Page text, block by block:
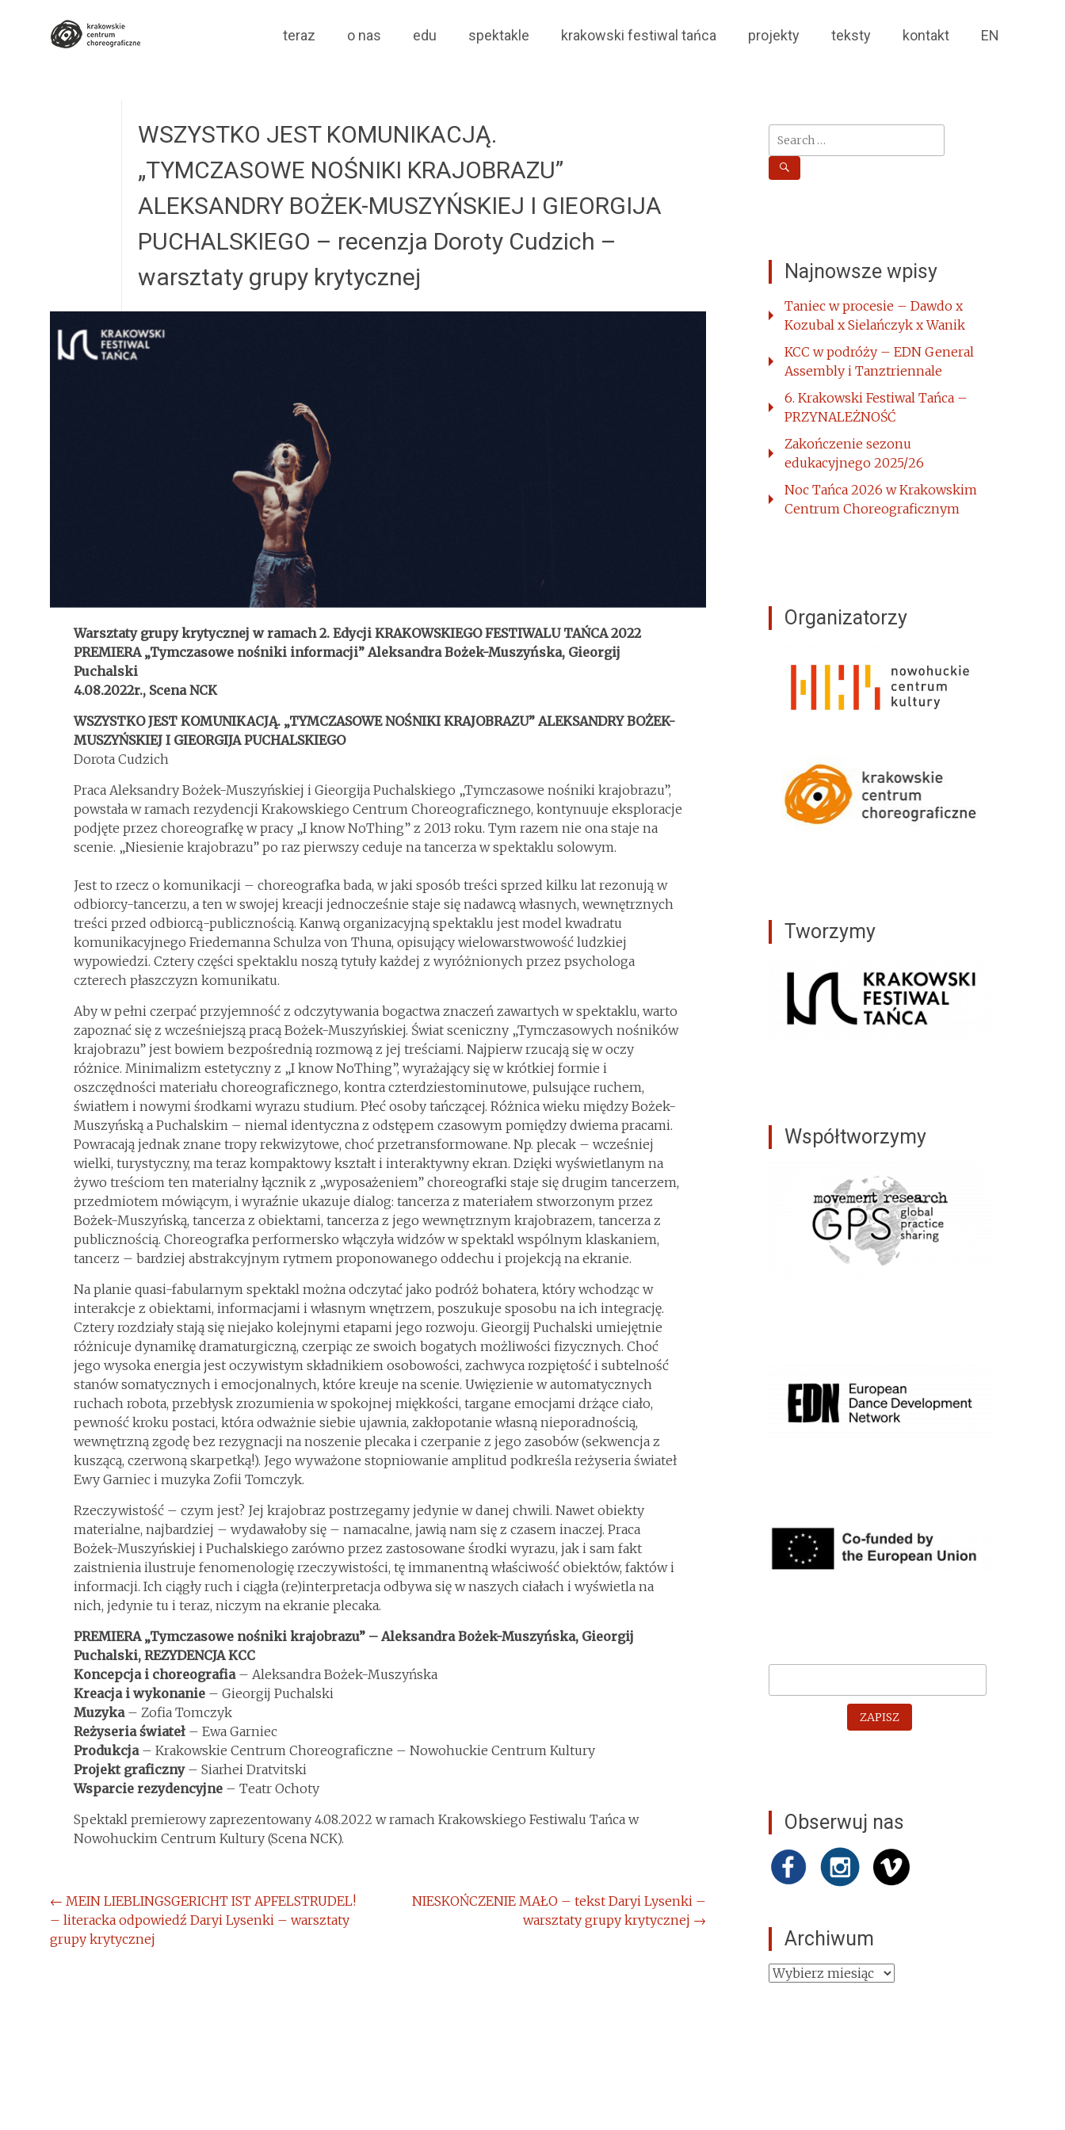
Krakowskie Centrum Choreograficzne
to
teraz o nas edu spektakle krakowski festiwal tańca projekty teksty kontakt EN
WSZYSTKO JEST KOMUNIKACJĄ.
„TYMCZASOWE NOŚNIKI KRAJOBRAZU”
ALEKSANDRY BOŻEK-MUSZYŃSKIEJ I GIEORGIJA
PUCHALSKIEGO – recenzja Doroty Cudzich –
warsztaty grupy krytycznej
Warsztaty grupy krytycznej w ramach 2. Edycji KRAKOWSKIEGO FESTIWALU TAŃCA 2022
PREMIERA „Tymczasowe nośniki informacji” Aleksandra Bożek-Muszyńska, Gieorgij
Puchalski
4.08.2022r., Scena NCK
WSZYSTKO JEST KOMUNIKACJĄ. „TYMCZASOWE NOŚNIKI KRAJOBRAZU” ALEKSANDRY BOŻEK-
MUSZYŃSKIEJ I GIEORGIJA PUCHALSKIEGO
Dorota Cudzich
Praca Aleksandry Bożek-Muszyńskiej i Gieorgija Puchalskiego „Tymczasowe nośniki krajobrazu”,
powstała w ramach rezydencji Krakowskiego Centrum Choreograficznego, kontynuuje eksploracje
podjęte przez choreografkę w pracy „I know NoThing” z 2013 roku. Tym razem nie ona staje na
scenie. „Niesienie krajobrazu” po raz pierwszy ceduje na tancerza w spektaklu solowym.
Jest to rzecz o komunikacji – choreografka bada, w jaki sposób treści sprzed kilku lat rezonują w
odbiorcy-tancerzu, a ten w swojej kreacji jednocześnie staje się nadawcą własnych, wewnętrznych
treści przed odbiorcą-publicznością. Kanwą organizacyjną spektaklu jest model kwadratu
komunikacyjnego Friedemanna Schulza von Thuna, opisujący wielowarstwowość ludzkiej
wypowiedzi. Cztery części spektaklu noszą tytuły każdej z wyróżnionych przez psychologa
czterech płaszczyzn komunikatu.
Aby w pełni czerpać przyjemność z odczytywania bogactwa znaczeń zawartych w spektaklu, warto
zapoznać się z wcześniejszą pracą Bożek-Muszyńskiej. Świat sceniczny „Tymczasowych nośników
krajobrazu” jest bowiem bezpośrednią rozmową z jej treściami. Najpierw rzucają się w oczy
różnice. Minimalizm estetyczny z „I know NoThing”, wyrażający się w krótkiej formie i
oszczędności materiału choreograficznego, kontra czterdziestominutowe, pulsujące ruchem,
światłem i nowymi środkami wyrazu studium. Płeć osoby tańczącej. Różnica wieku między Bożek-
Muszyńską a Puchalskim – niemal identyczna z odstępem czasowym pomiędzy dwiema pracami.
Powracają jednak znane tropy rekwizytowe, choć przetransformowane. Np. plecak – wcześniej
wielki, turystyczny, ma teraz kompaktowy kształt i interaktywny ekran. Dzięki wyświetlanym na
żywo treściom ten materialny łącznik z „wyposażeniem” choreografki staje się drugim tancerzem,
przedmiotem mówiącym, i wyraźnie ukazuje dialog: tancerza z materiałem stworzonym przez
Bożek-Muszyńską, tancerza z obiektami, tancerza z jego wewnętrznym krajobrazem, tancerza z
publicznością. Choreografka performersko włączyła widzów w spektakl wspólnym klaskaniem,
tancerz – bardziej abstrakcyjnym rytmem proponowanego oddechu i projekcją na ekranie.
Na planie quasi-fabularnym spektakl można odczytać jako podróż bohatera, który wchodząc w
interakcje z obiektami, informacjami i własnym wnętrzem, poszukuje sposobu na ich integrację.
Cztery rozdziały stają się niejako kolejnymi etapami jego rozwoju. Gieorgij Puchalski umiejętnie
różnicuje dynamikę dramaturgiczną, czerpiąc ze swoich bogatych możliwości fizycznych. Choć
jego wysoka energia jest oczywistym składnikiem osobowości, zachwyca rozpiętość i subtelność
stanów somatycznych i emocjonalnych, które kreuje na scenie. Uwięzienie w automatycznych
ruchach robota, przebłysk zrozumienia w spokojnej miękkości, targane emocjami drżące ciało,
pewność kroku postaci, która odważnie siebie ujawnia, zakłopotanie własną nieporadnością,
wewnętrzną zgodę bez rezygnacji na noszenie plecaka i czerpanie z jego zasobów (sekwencja z
kuszącą, czerwoną skarpetką!). Jego wyważone stopniowanie amplitud podkreśla reżyseria świateł
Ewy Garniec i muzyka Zofii Tomczyk.
Rzeczywistość – czym jest? Jej krajobraz postrzegamy jedynie w danej chwili. Nawet obiekty
materialne, najbardziej – wydawałoby się – namacalne, jawią nam się z czasem inaczej. Praca
Bożek-Muszyńskiej i Puchalskiego zarówno przez zastosowane środki wyrazu, jak i sam fakt
zaistnienia ilustruje fenomenologię rzeczywistości, tę immanentną właściwość obiektów, faktów i
informacji. Ich ciągły ruch i ciągła (re)interpretacja odbywa się w naszych ciałach i wyświetla na
nich, jedynie tu i teraz, niczym na ekranie plecaka.
PREMIERA „Tymczasowe nośniki krajobrazu” – Aleksandra Bożek-Muszyńska, Gieorgij
Puchalski, REZYDENCJA KCC
Koncepcja i choreografia– Aleksandra Bożek-Muszyńska
Kreacja i wykonanie – Gieorgij Puchalski
Muzyka– Zofia Tomczyk
Reżyseria świateł – Ewa Garniec
Produkcja– Krakowskie Centrum Choreograficzne – Nowohuckie Centrum Kultury
Projekt graficzny– Siarhei Dratvitski
Wsparcie rezydencyjne – Teatr Ochoty
Spektakl premierowy zaprezentowany 4.08.2022 w ramach Krakowskiego Festiwalu Tańca w
Nowohuckim Centrum Kultury (Scena NCK).
Post
navigation
← MEIN LIEBLINGSGERICHT IST APFELSTRUDEL!
– literacka odpowiedź Daryi Lysenki – warsztaty
grupy krytycznej
NIESKOŃCZENIE MAŁO – tekst Daryi Lysenki –
warsztaty grupy krytycznej →
Search
for:
Najnowsze wpisy
Taniec w procesie – Dawdo x
Kozubal x Sielańczyk x Wanik
KCC w podróży – EDN General
Assembly i Tanztriennale
6. Krakowski Festiwal Tańca –
PRZYNALEŻNOŚĆ
Zakończenie sezonu
edukacyjnego 2025/26
Noc Tańca 2026 w Krakowskim
Centrum Choreograficznym
Organizatorzy
Tworzymy
Współtworzymy
ZAPISZ
Obserwuj nas
Archiwum
Archiwum